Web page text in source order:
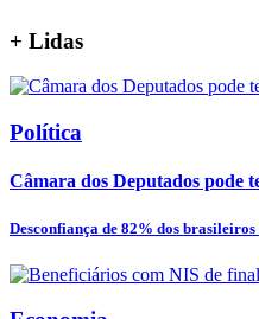
+ Lidas
Política
Câmara dos Deputados pode
Desconfiança de 82% dos